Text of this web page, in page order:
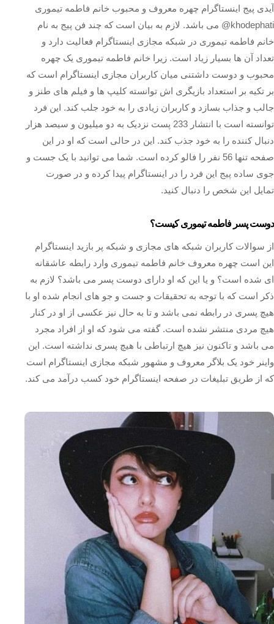
آیدی پیج اینستاگرام چهره معروف و محبوب خانم فاطمه تیموری
khodephati@ می باشد. لازم به بیان است که چند فن پیج به نام
خانم فاطمه تیموری در شبکه مجازی اینستاگرام فعالیت دارد و
تعداد آن ها بسیار زیاد است. زیرا خانم فاطمه تیموری یک چهره
محبوب و دوست داشتنی میان کاربران مجازی اینستاگرام است که
بر تکیه بر استعداد بازیگری اش توانسته کلیپ ها و فیلم های طنز و
جالب و جذاب بسازد و کاربران زیادی را به خود جلب کند. این فرد
توانسته است با انتشار 233 پست نزدیک به دو میلیون و سیصد هزار
دنبال کننده را به خود جذب کند. این در حالی است که او در این
صفحه تنها 56 نفر را فالو کرده است. شما می توانید با یک جست و
جوی ساده پیج این فرد را در اینستاگرام پیدا کرده و در صورت
تمایل این شخص را دنبال کنید.
دوست پسر فاطمه تیموری کیست؟
از سوالات کاربران شبکه های مجازی و شبکه پر بازید اینستاگرام
این است چهره معروف خانم فاطمه تیموری وارد رابطه عاشقانه
ای شده است؟ و یا این که او دارای دوست پسر می باشد؟ لازم به
ذکر است که با توجه به تحقیقات و جست و جو های انجام شده او با
هیچ پسری در رابطه نمی باشد و تا به حال نیز عکسی از او در کنار
هیچ مردی منتشر نشده است. گفته می شود که او از افراد مجرد
می باشد و تاکنون نیز هیچ ارتباطی با هیچ پسری نداشته است. این
واینر خود یک بلاگر معروف و مشهور شبکه مجازی اینستاگرام است
که از طریق تبلیغات در صفحه اینستاگرام خود کسب درآمد می کند.